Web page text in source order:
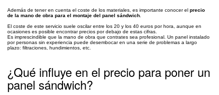
Además de tener en cuenta el coste de los materiales, es importante conocer el precio
de la mano de obra para el montaje del panel sándwich.
El coste de este servicio suele oscilar entre los 20 y los 40 euros por hora, aunque en
ocasiones es posible encontrar precios por debajo de estas cifras.
Es imprescindible que la mano de obra que contrates sea profesional. Un panel instalado
por personas sin experiencia puede desembocar en una serie de problemas a largo
plazo: filtraciones, hundimientos, etc.
¿Qué influye en el precio para poner un
panel sándwich?